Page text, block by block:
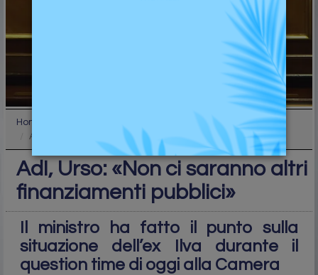
Home
AdI, Urso: «Non ci saranno altri finanziamenti pub...
AdI, Urso: «Non ci saranno altri
finanziamenti pubblici»
Il ministro ha fatto il punto sulla
situazione dell’ex Ilva durante il
question time di oggi alla Camera